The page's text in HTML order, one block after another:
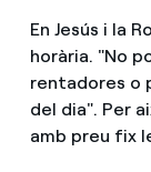
En Jesús i la
horària. "No
rentadores o
del dia". Per
amb preu fix